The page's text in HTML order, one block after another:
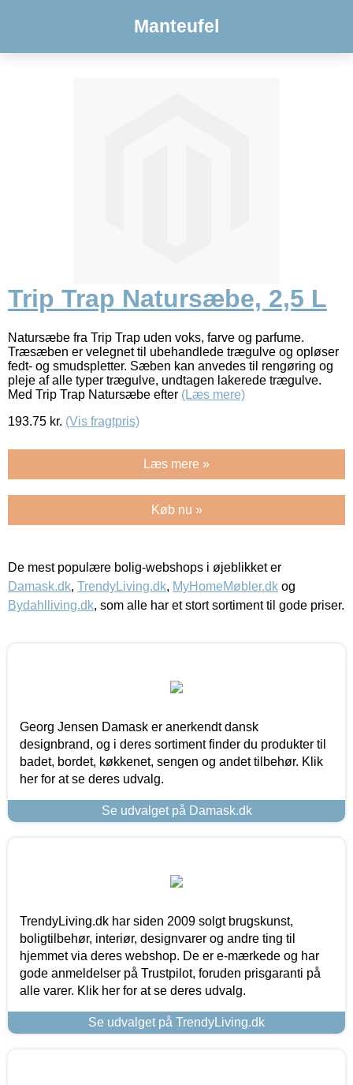
Manteufel
Trip Trap Natursæbe, 2,5 L
Natursæbe fra Trip Trap uden voks, farve og parfume.
Træsæben er velegnet til ubehandlede trægulve og opløser
fedt- og smudspletter. Sæben kan anvedes til rengøring og
pleje af alle typer trægulve, undtagen lakerede trægulve.
Med Trip Trap Natursæbe efter (Læs mere)
193.75 kr. (Vis fragtpris)
Læs mere »
Køb nu »
De mest populære bolig-webshops i øjeblikket er
Damask.dk, TrendyLiving.dk, MyHomeMøbler.dk og
Bydahlliving.dk, som alle har et stort sortiment til gode priser.
Georg Jensen Damask er anerkendt dansk
designbrand, og i deres sortiment finder du produkter til
badet, bordet, køkkenet, sengen og andet tilbehør. Klik
her for at se deres udvalg.
Se udvalget på Damask.dk
TrendyLiving.dk har siden 2009 solgt brugskunst,
boligtilbehør, interiør, designvarer og andre ting til
hjemmet via deres webshop. De er e-mærkede og har
gode anmeldelser på Trustpilot, foruden prisgaranti på
alle varer. Klik her for at se deres udvalg.
Se udvalget på TrendyLiving.dk